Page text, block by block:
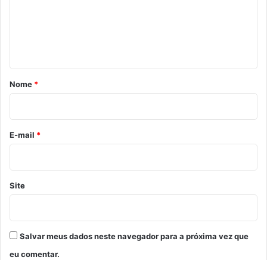
r
o
*
Nome *
E-mail *
Site
Salvar meus dados neste navegador para a próxima vez que
eu comentar.